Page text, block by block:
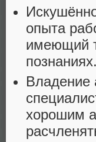
опыта
имеющий
Владение
хорошим